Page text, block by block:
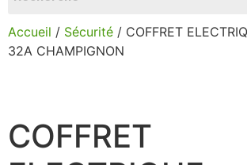
Accueil / Sécurité / COFFRET
32A CHAMPIGNON
COFFRET